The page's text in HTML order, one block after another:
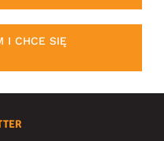
I CHCE SIĘ